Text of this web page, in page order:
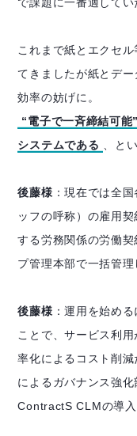
これまで紙とエクセ
てきましたが紙とデ
効率の妨げに。
“電子で一斉締結可能
システムである
、と
後藤様 ：現在では全
ッフの呼称）の雇用
する労務関係の労働契
プ管理本部で一括管理
後藤様 ：運用を始め
ことで、サービス利
率化によるコスト削
によるガバナンス強
ContractS CLMの導入